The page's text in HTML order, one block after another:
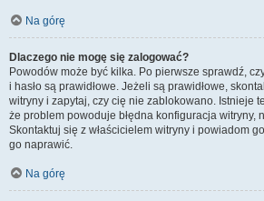
Na górę
Dlaczego nie mogę się zalogować?
Powodów może być kilka. Po pierwsze sprawdź,
i hasło są prawidłowe. Jeżeli są prawidłowe,
witryny i zapytaj, czy cię nie zablokowano. Istnieje
że problem powoduje błędna konfiguracja witryny,
Skontaktuj się z właścicielem witryny i powiadom
go naprawić.
Na górę